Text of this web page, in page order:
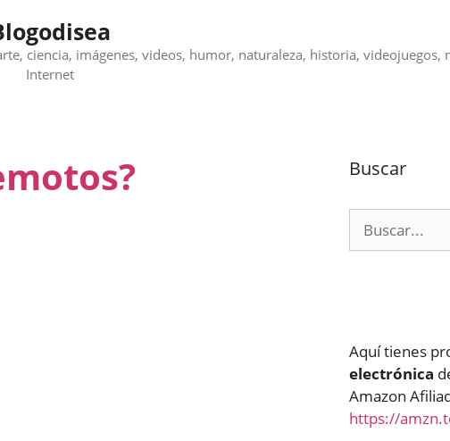
ciencia, imágenes, videos, humor, naturaleza, historia, videojuegos,
Internet
Buscar
Aquí tienes
electrónica
Amazon
https://